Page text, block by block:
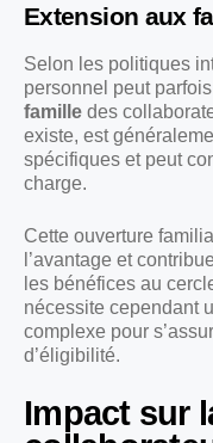
Extension aux
Selon les politiques
personnel peut
famille des
existe, est
spécifiques et peut
charge.
Cette ouverture
l’avantage et
les bénéfices au
nécessite cependant
complexe pour
d’éligibilité.
Impact sur